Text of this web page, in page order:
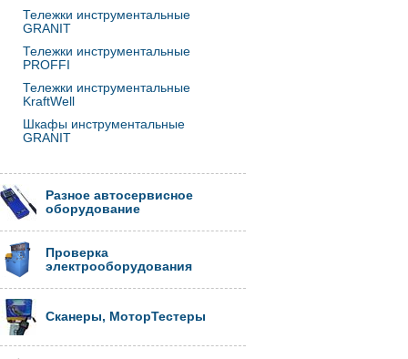
Тележки инструментальные
GRANIT
Тележки инструментальные
PROFFI
Тележки инструментальные
KraftWell
Шкафы инструментальные
GRANIT
Разное автосервисное
оборудование
Проверка
электрооборудования
Сканеры, МоторТестеры